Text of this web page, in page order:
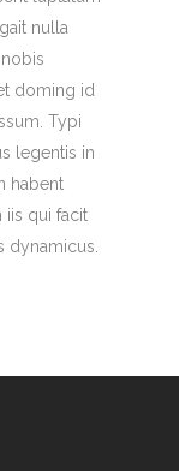
nulla
doming id
Typi
legentis in
habent
iis qui facit
dynamicus.